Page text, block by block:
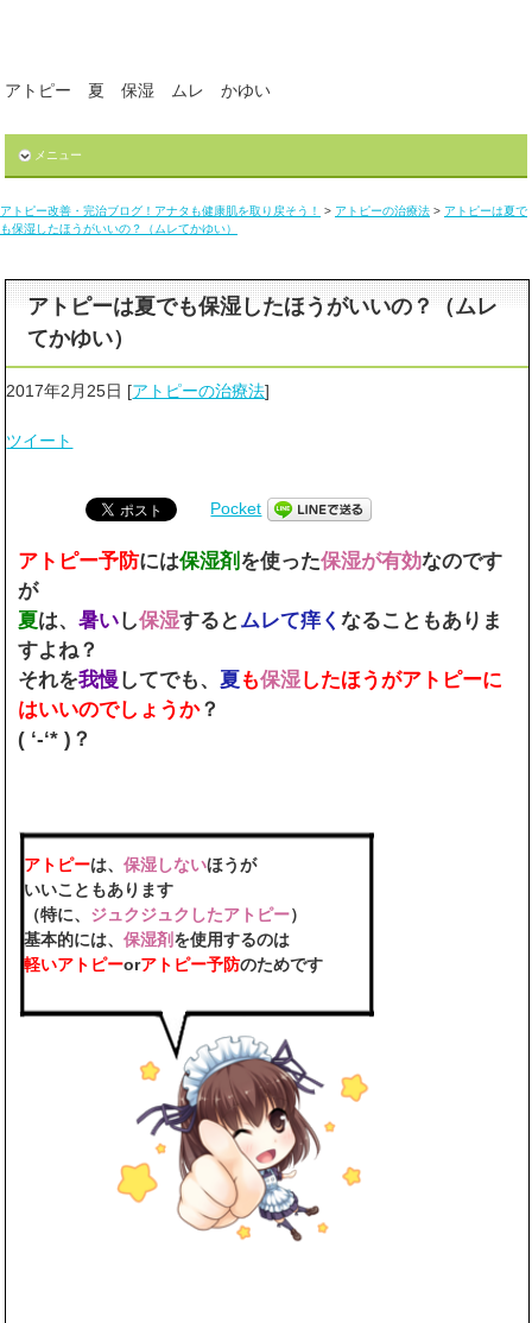
アトピー 夏 保湿 ムレ かゆい
メニュー
アトピー改善・完治ブログ！アナタも健康肌を取り戻そう！ > アトピーの治療法 > アトピーは夏で
も保湿したほうがいいの？（ムレてかゆい）
アトピーは夏でも保湿したほうがいいの？（ムレ
てかゆい）
2017年2月25日 [アトピーの治療法]
ツイート
Pocket
アトピー予防には保湿剤 を使った保湿が有効なのです
が
夏は、暑いし保湿すると ムレて痒くなることもありま
すよね？
それを我慢 してでも、夏 も保湿したほうがアトピーに
はいいのでしょうか？
( ‘-‘* )？
アトピーは、保湿しないほうが
いいこともあります
（特に、 ジュクジュクしたアトピー）
基本的には、保湿剤を使用するのは
軽いアトピーorアトピー予防のためです